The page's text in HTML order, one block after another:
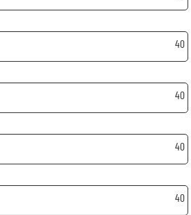
40
40
40
40